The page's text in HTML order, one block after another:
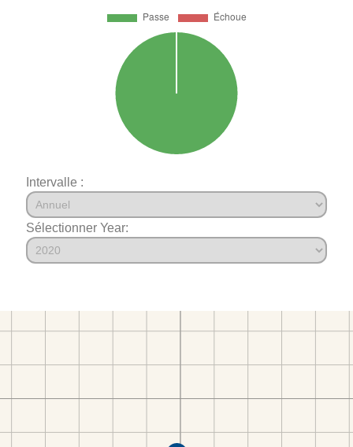
Intervalle :
Sélectionner Year: